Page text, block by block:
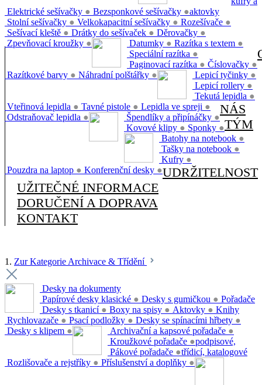
Elektrické sešívačky ● Bezsponkové sešívačky ●
Stolní sešívačky ● Velkokapacitní sešívačky ● Rozešívače ●
Sešívací kleště ● Drátky do sešívaček ● Děrovačky ●
Zpevňovací kroužky ● Datumky ● Razítka s textem ●
Speciální razítka ●
Paginovací razítka ● Číslovačky ●
Razítkové barvy ● Náhradní polštářky ● Lepicí tyčinky ●
Lepicí rollery ●
Tekutá lepidla ●
Vteřinová lepidla ● Tavné pistole ● Lepidla ve spreji ●
Odstraňovač lepidla ● Špendlíky a připínáčky ●
Kovové klipy ● Sponky ●
aktovky
Batohy na notebook ●
Tašky na notebook ●
Kufry ●
Pouzdra na laptop ● Konferenční desky ●
NÁS
TÝM
UDRŽITELNOST
UŽITEČNÉ INFORMACE
DORUČENÍ A DOPRAVA
KONTAKT
1. Zur Kategorie Archivace & Třídění
Desky na dokumenty
Papírové desky klasické ● Desky s gumičkou ●
Desky s tkanicí ● Boxy na spisy ● Aktovky ●
Rychlovazače ● Psací podložky ● Desky se spínacími hřbety ●
Desky s klipem ●
Pořadače
Archivační a kapsové pořadače ●
Kroužkové pořadače ●
Pákové pořadače ●
Rozlišovače a rejstříky ● Příslušenství a doplňky ●
Knihy
podpisové,
třídicí, katalogové